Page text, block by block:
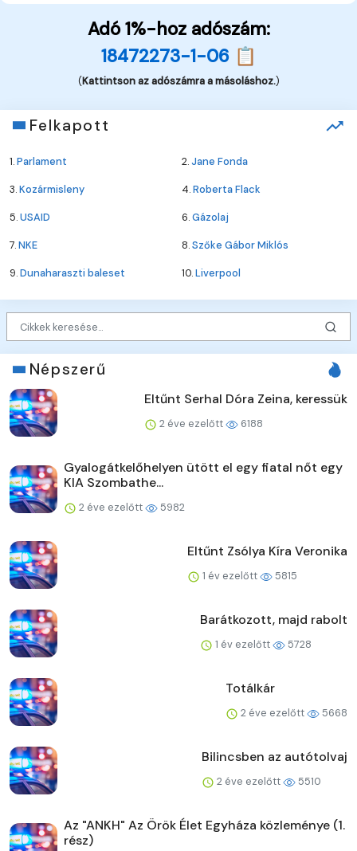
Adó 1%-hoz adószám:
18472273-1-06 📋
(Kattintson az adószámra a másoláshoz.)
Felkapott
1.Parlament 2.Jane Fonda
3.Kozármisleny 4.Roberta Flack
5.USAID 6.Gázolaj
7.NKE 8.Szőke Gábor Miklós
9.Dunaharaszti baleset 10.Liverpool
Népszerű
Eltűnt Serhal Dóra Zeina, keressük
2 éve ezelőtt 6188
Gyalogátkelőhelyen ütött el egy fiatal nőt egy
KIA Szombathe...
2 éve ezelőtt 5982
Eltűnt Zsólya Kíra Veronika
1 év ezelőtt 5815
Barátkozott, majd rabolt
1 év ezelőtt 5728
Totálkár
2 éve ezelőtt 5668
Bilincsben az autótolvaj
2 éve ezelőtt 5510
Az "ANKH" Az Örök Élet Egyháza közleménye (1.
rész)